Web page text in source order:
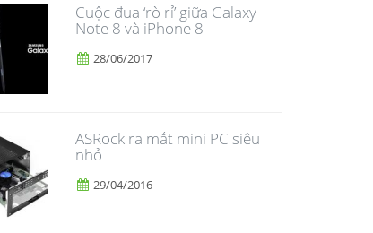
​Cuộc đua ‘rò rỉ’ giữa Galaxy
Note 8 và iPhone 8
28/06/2017
ASRock ra mắt mini PC siêu
nhỏ
29/04/2016